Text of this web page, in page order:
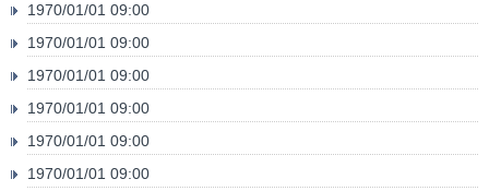
1970/01/01 09:00
1970/01/01 09:00
1970/01/01 09:00
1970/01/01 09:00
1970/01/01 09:00
1970/01/01 09:00